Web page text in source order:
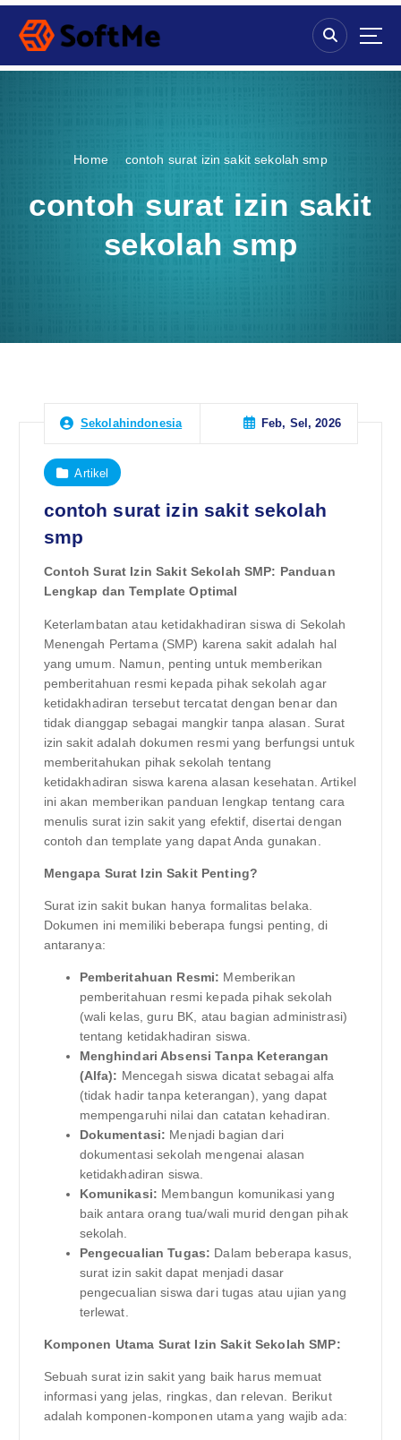
S
p
Home contoh surat izin sakit sekolah smp
contoh surat izin sakit
sekolah smp
Sekolahindonesia Feb, Sel, 2026
Artikel
contoh surat izin sakit sekolah
smp
Contoh Surat Izin Sakit Sekolah SMP: Panduan
Lengkap dan Template Optimal
Keterlambatan atau ketidakhadiran siswa di Sekolah
Menengah Pertama (SMP) karena sakit adalah hal
yang umum. Namun, penting untuk memberikan
pemberitahuan resmi kepada pihak sekolah agar
ketidakhadiran tersebut tercatat dengan benar dan
tidak dianggap sebagai mangkir tanpa alasan. Surat
izin sakit adalah dokumen resmi yang berfungsi untuk
memberitahukan pihak sekolah tentang
ketidakhadiran siswa karena alasan kesehatan. Artikel
ini akan memberikan panduan lengkap tentang cara
menulis surat izin sakit yang efektif, disertai dengan
contoh dan template yang dapat Anda gunakan.
Mengapa Surat Izin Sakit Penting?
Surat izin sakit bukan hanya formalitas belaka.
Dokumen ini memiliki beberapa fungsi penting, di
antaranya:
Pemberitahuan Resmi: Memberikan
pemberitahuan resmi kepada pihak sekolah
(wali kelas, guru BK, atau bagian administrasi)
tentang ketidakhadiran siswa.
Menghindari Absensi Tanpa Keterangan
(Alfa): Mencegah siswa dicatat sebagai alfa
(tidak hadir tanpa keterangan), yang dapat
mempengaruhi nilai dan catatan kehadiran.
Dokumentasi: Menjadi bagian dari
dokumentasi sekolah mengenai alasan
ketidakhadiran siswa.
Komunikasi: Membangun komunikasi yang
baik antara orang tua/wali murid dengan pihak
sekolah.
Pengecualian Tugas: Dalam beberapa kasus,
surat izin sakit dapat menjadi dasar
pengecualian siswa dari tugas atau ujian yang
terlewat.
Komponen Utama Surat Izin Sakit Sekolah SMP:
Sebuah surat izin sakit yang baik harus memuat
informasi yang jelas, ringkas, dan relevan. Berikut
adalah komponen-komponen utama yang wajib ada: